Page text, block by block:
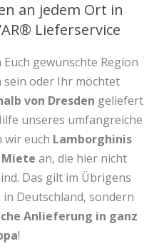
an jedem Ort in
Lieferservice
gewünschte Region
oder Ihr möchtet
von Dresden geliefert
unseres umfangreiche
wir euch Lamborghinis
an, die hier nicht
Das gilt im Übrigens
Deutschland, sondern
Anlieferung in ganz
!